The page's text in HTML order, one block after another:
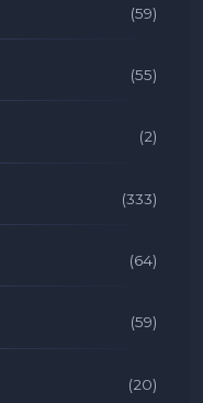
(59)
(55)
(2)
(333)
(64)
(59)
(20)